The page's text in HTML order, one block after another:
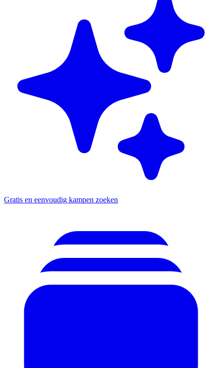
Gratis en eenvoudig kampen zoeken